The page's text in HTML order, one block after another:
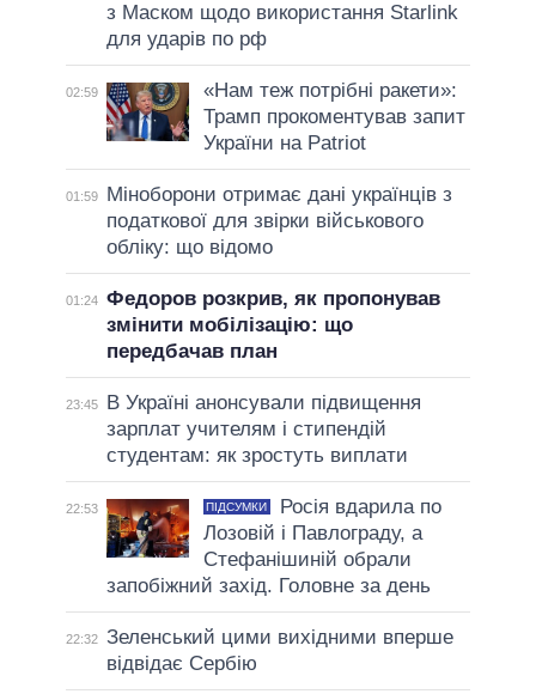
з Маском щодо використання Starlink
для ударів по рф
02:59
«Нам теж потрібні ракети»:
Трамп прокоментував запит
України на Patriot
01:59
Міноборони отримає дані українців з
податкової для звірки військового
обліку: що відомо
01:24 Федоров розкрив, як пропонував
змінити мобілізацію: що
передбачав план
23:45
В Україні анонсували підвищення
зарплат учителям і стипендій
студентам: як зростуть виплати
22:53 ПІДСУМКИ
Росія вдарила по
Лозовій і Павлограду, а
Стефанішиній обрали
запобіжний захід. Головне за день
22:32 Зеленський цими вихідними вперше
відвідає Сербію